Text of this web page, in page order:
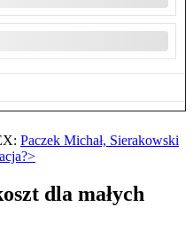
Paczek Michał, Sierakowski
dla małych